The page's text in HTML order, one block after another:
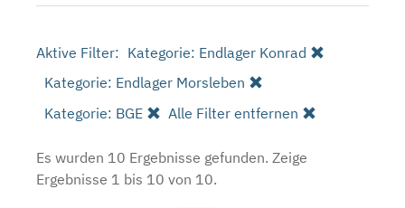
Aktive Filter: Kategorie: Endlager Konrad
Kategorie: Endlager Morsleben
Kategorie: BGE
Alle Filter entfernen
Es wurden 10 Ergebnisse gefunden. Zeige
Ergebnisse 1 bis 10 von 10.